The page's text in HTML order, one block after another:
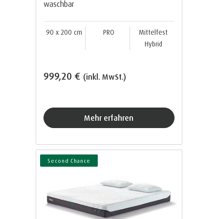
waschbar
90 x 200 cm PRO
Mittelfest
Hybrid
999,20 € (inkl. MwSt.)
Mehr erfahren
Second Chance